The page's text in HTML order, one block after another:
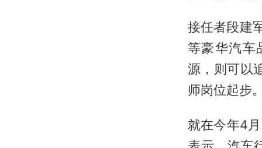
接任者段建
等豪华汽车
源，则可以
师岗位起步。
就在今年4